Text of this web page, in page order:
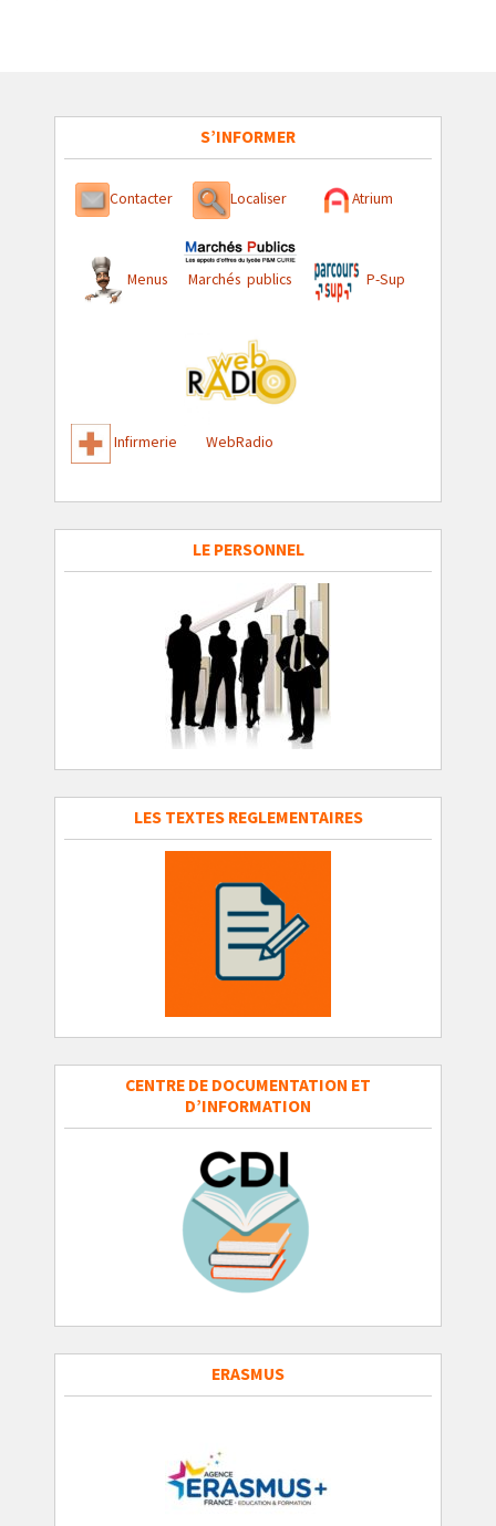
S’INFORMER
Contacter Localiser Atrium
Menus Marchés publics P-Sup
Infirmerie WebRadio
LE PERSONNEL
LES TEXTES REGLEMENTAIRES
CENTRE DE DOCUMENTATION ET
D’INFORMATION
ERASMUS